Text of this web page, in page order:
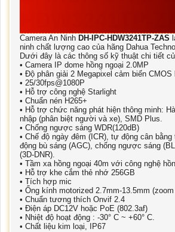
Camera An Ninh DH-IPC-HDW3241TP-ZAS
ninh chất lượng cao của hãng Dahua
Dưới đây là các thông số kỹ thuật chi tiết
• Camera IP dome hồng ngoại 2.0MP
• Độ phân giải 2 Megapixel cảm biến
• 25/30fps@1080P
• Hỗ trợ công nghệ Starlight
• Chuẩn nén H265+
• Hỗ trợ chức năng phát hiện thông minh:
nhập (phân biệt người và xe), SMD Plus.
• Chống ngược sáng WDR(120dB)
• Chế độ ngày đêm (ICR), tự động cân
động bù sáng (AGC), chống ngược sáng
(3D-DNR).
• Tầm xa hồng ngoại 40m với công nghệ
• Hỗ trợ khe cắm thẻ nhớ 256GB
• Tích hợp mic
• Ống kính motorized 2.7mm-13.5mm
• Chuẩn tương thích Onvif 2.4
• Điện áp DC12V hoặc PoE (802.3af)
• Nhiệt độ hoạt động : -30° C ~ +60° C.
• Chất liệu kim loại, IP67